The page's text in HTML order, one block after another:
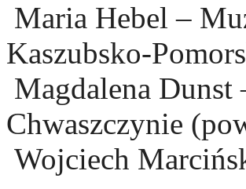
Maria Hebel –
Kaszubsko-
Magdalena
Chwaszczynie
Wojciech